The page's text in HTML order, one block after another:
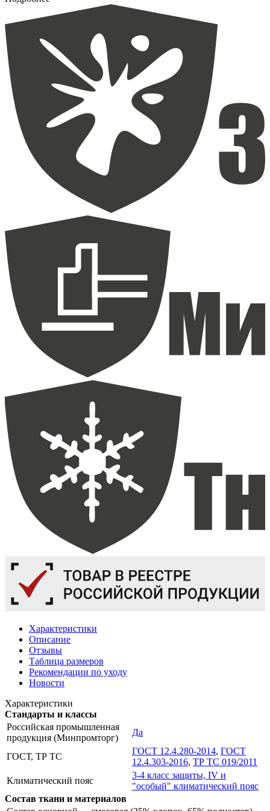
Характеристики
Описание
Отзывы
Таблица размеров
Рекомендации по уходу
Новости
Характеристики
Стандарты и классы
Российская промышленная
продукция (Минпромторг)
Да
ГОСТ, ТР ТС
ГОСТ 12.4.280-2014, ГОСТ
12.4.303-2016, ТР ТС 019/2011
Климатический пояс
3-4 класс защиты, IV и
"особый" климатический пояс
Состав ткани и материалов